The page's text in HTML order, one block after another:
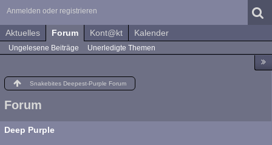
Anmelden oder registrieren
Aktuelles Forum Kont@kt Kalender
Ungelesene Beiträge Unerledigte Themen
Snakebites Deepest-Purple Forum
Forum
Deep Purple